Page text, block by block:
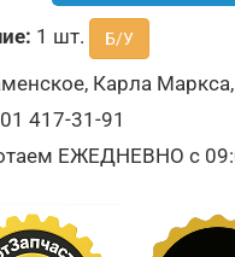
1 шт. Б/У
Карла
417-31-91
ЕЖЕДНЕВНО с